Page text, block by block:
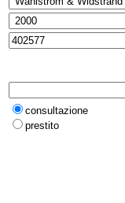
consultazione
prestito